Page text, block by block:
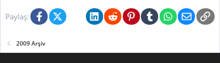
Paylaş: FacebookX (Twitter)BlueskyLinkedInRedditPinterestTumblrWhatsApp
E-posta
2009 Arşiv